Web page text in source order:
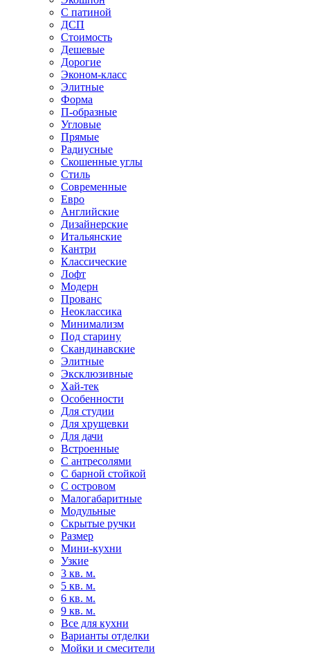
С патиной
ДСП
Стоимость
Дешевые
Дорогие
Эконом-класс
Элитные
Форма
П-образные
Угловые
Прямые
Радиусные
Скошенные углы
Стиль
Современные
Евро
Английские
Дизайнерские
Итальянские
Кантри
Классические
Лофт
Модерн
Прованс
Неоклассика
Минимализм
Под старину
Скандинавские
Элитные
Эксклюзивные
Хай-тек
Особенности
Для студии
Для хрущевки
Для дачи
Встроенные
С антресолями
С барной стойкой
С островом
Малогабаритные
Модульные
Скрытые ручки
Размер
Мини-кухни
Узкие
3 кв. м.
5 кв. м.
6 кв. м.
9 кв. м.
Все для кухни
Варианты отделки
Мойки и смесители